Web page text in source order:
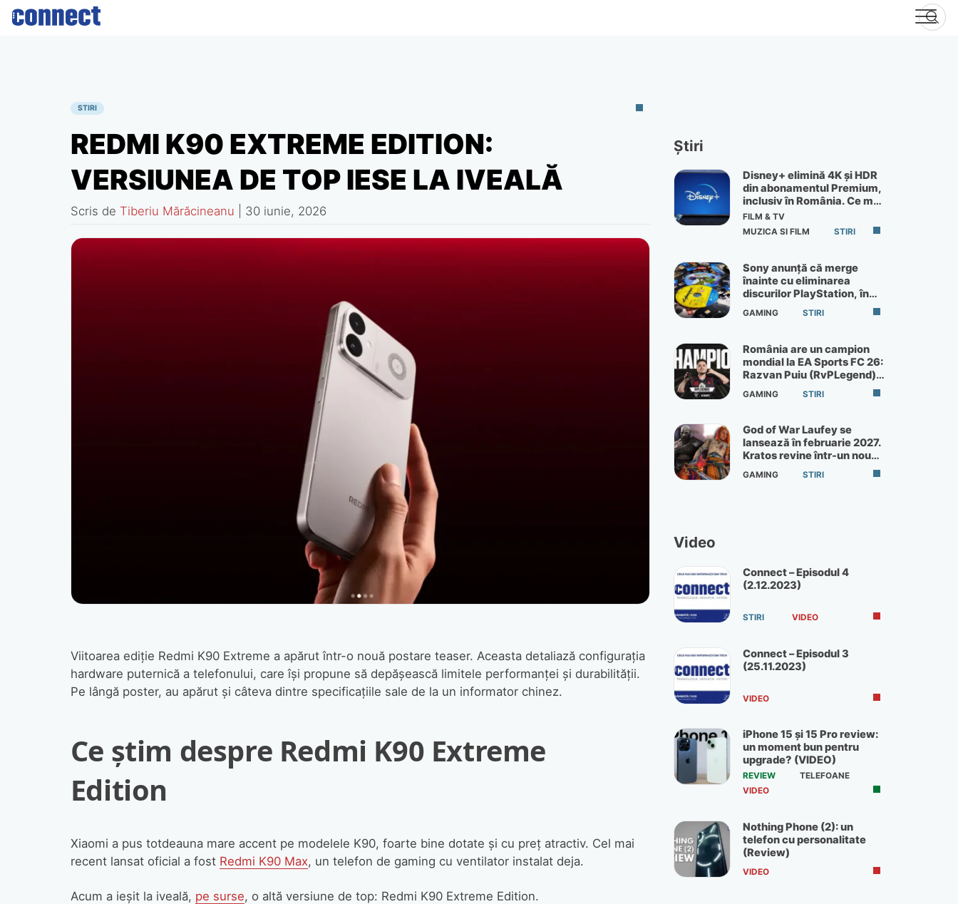
Skip
STIRI
REDMI K90 EXTREME EDITION:
VERSIUNEA DE TOP IESE LA IVEALĂ
Scris de Tiberiu Mărăcineanu 30 iunie, 2026
Viitoarea ediție Redmi K90 Extreme a apărut într-o nouă postare teaser. Aceasta detaliază configurația
hardware puternică a telefonului, care își propune să depășească limitele performanței și durabilității.
Pe lângă poster, au apărut și câteva dintre specificațiile sale de la un informator chinez.
Ce știm despre Redmi K90 Extreme
Edition
Xiaomi a pus totdeauna mare accent pe modelele K90, foarte bine dotate și cu preț atractiv. Cel mai
recent lansat oficial a fost Redmi K90 Max, un telefon de gaming cu ventilator instalat deja.
Acum a ieșit la iveală, pe surse, o altă versiune de top: Redmi K90 Extreme Edition.
Știri
Disney+ elimină 4K și HDR
din abonamentul Premium,
inclusiv în România. Ce mai
primești de 60 lei pe lună
FILM & TV
MUZICA SI FILM
STIRI
Sony anunță că merge
înainte cu eliminarea
discurilor PlayStation, în
ciuda protestelor
GAMING STIRI
România are un campion
mondial la EA Sports FC 26:
Razvan Puiu (RvPLegend)
câștigă turneul de la Paris
GAMING STIRI
God of War Laufey se
lansează în februarie 2027.
Kratos revine într-un nou
God of War
GAMING STIRI
Video
Connect – Episodul 4
(2.12.2023)
STIRI VIDEO
Connect – Episodul 3
(25.11.2023)
VIDEO
iPhone 15 și 15 Pro review:
un moment bun pentru
upgrade? (VIDEO)
REVIEW
TELEFOANE
VIDEO
Nothing Phone (2): un
telefon cu personalitate
(Review)
VIDEO